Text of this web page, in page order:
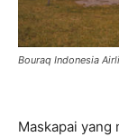
Bouraq Indonesia
Maskapai yang